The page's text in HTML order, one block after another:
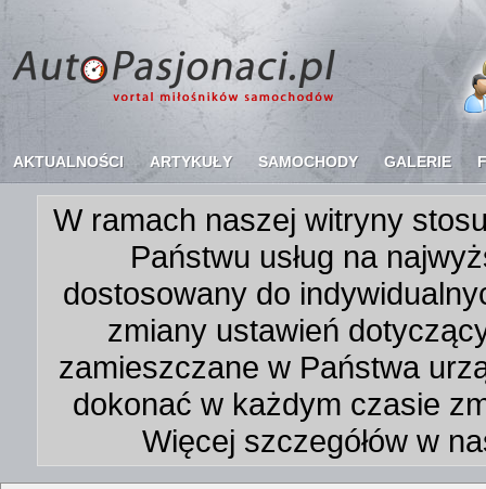
AKTUALNOŚCI ARTYKUŁY SAMOCHODY GALERIE
W ramach naszej witryny
Państwu usług na
dostosowany do
zmiany ustawień
zamieszczane w Państwa
dokonać w każdym czasie
Więcej szczegółów w